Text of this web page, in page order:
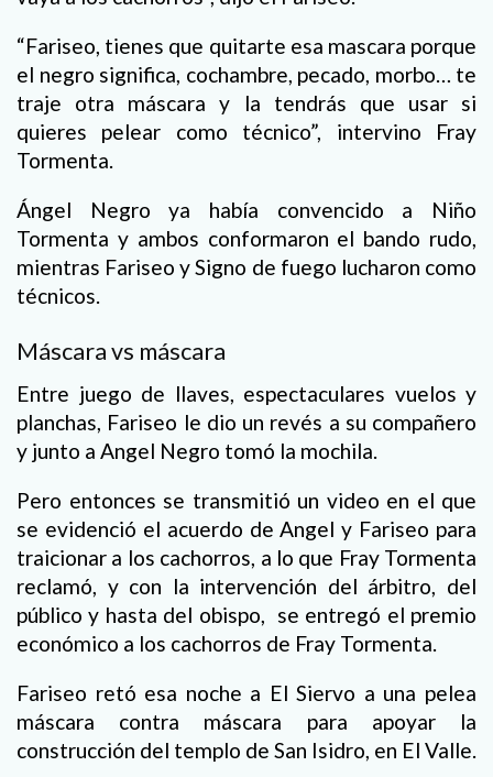
“Fariseo, tienes que quitarte esa mascara porque
el negro significa, cochambre, pecado, morbo… te
traje otra máscara y la tendrás que usar si
quieres pelear como técnico”, intervino Fray
Tormenta.
Ángel Negro ya había convencido a Niño
Tormenta y ambos conformaron el bando rudo,
mientras Fariseo y Signo de fuego lucharon como
técnicos.
Máscara vs máscara
Entre juego de llaves, espectaculares vuelos y
planchas, Fariseo le dio un revés a su compañero
y junto a Angel Negro tomó la mochila.
Pero entonces se transmitió un video en el que
se evidenció el acuerdo de Angel y Fariseo para
traicionar a los cachorros, a lo que Fray Tormenta
reclamó, y con la intervención del árbitro, del
público y hasta del obispo, se entregó el premio
económico a los cachorros de Fray Tormenta.
Fariseo retó esa noche a El Siervo a una pelea
máscara contra máscara para apoyar la
construcción del templo de San Isidro, en El Valle.